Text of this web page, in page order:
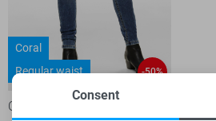
Coral
Regular waist
-50%
Only Jeans
Consent